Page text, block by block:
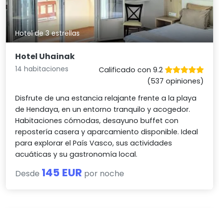
Hotel de 3 estrellas
Hotel Uhainak
14 habitaciones
Calificado con 9.2
(537 opiniones)
Disfrute de una estancia relajante frente a la playa
de Hendaya, en un entorno tranquilo y acogedor.
Habitaciones cómodas, desayuno buffet con
repostería casera y aparcamiento disponible. Ideal
para explorar el País Vasco, sus actividades
acuáticas y su gastronomía local.
Desde 145 EUR por noche